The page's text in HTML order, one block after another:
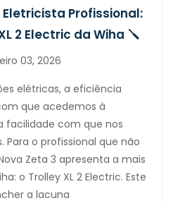
Eletricista Profissional:
2 Electric da Wiha 🪛
03, 2026
elétricas, a eficiência
que acedemos à
facilidade com que nos
o profissional que não
Zeta 3 apresenta a mais
o Trolley XL 2 Electric. Este
a lacuna